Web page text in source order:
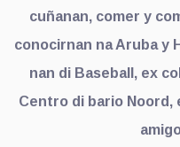
cuñanan, comer y
conocirnan na Aruba y
nan di Baseball, ex
Centro di bario Noord,